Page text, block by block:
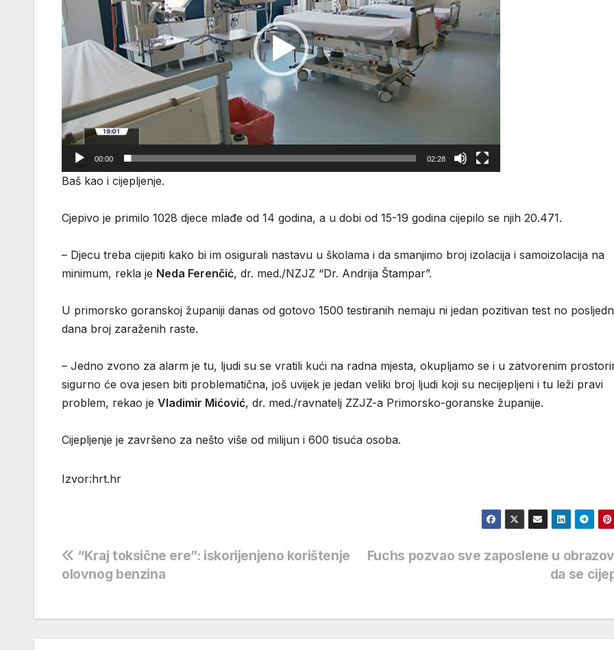
00:00 02:28
Baš kao i cijepljenje.
Cjepivo je primilo 1028 djece mlađe od 14 godina, a u dobi od 15-19 godina cijepilo se njih 20.471.
– Djecu treba cijepiti kako bi im osigurali nastavu u školama i da smanjimo broj izolacija i samoizolacija na
minimum, rekla je Neda Ferenčić, dr. med./NZJZ “Dr. Andrija Štampar”.
U primorsko goranskoj županiji danas od gotovo 1500 testiranih nemaju ni jedan pozitivan test no
dana broj zaraženih raste.
– Jedno zvono za alarm je tu, ljudi su se vratili kući na radna mjesta, okupljamo se i u zatvorenim
sigurno će ova jesen biti problematična, još uvijek je jedan veliki broj ljudi koji su necijepljeni i tu leži pravi
problem, rekao je Vladimir Mićović, dr. med./ravnatelj ZZJZ-a Primorsko-goranske županije.
Cijepljenje je završeno za nešto više od milijun i 600 tisuća osoba.
Izvor:hrt.hr
Navigacija
objava
Fuchs pozvao sve zaposlene u
da se
“Kraj toksične ere”: iskorijenjeno korištenje
olovnog benzina